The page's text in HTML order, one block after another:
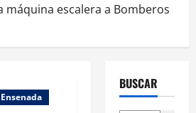
máquina escalera a Bomberos
Ensenada
BUSCAR